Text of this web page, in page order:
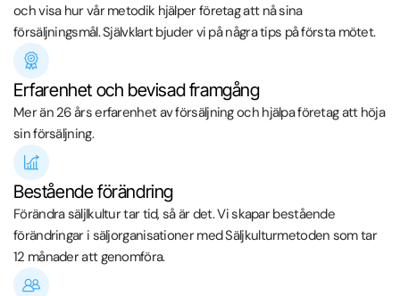
och visa hur vår metodik hjälper företag att nå sina
försäljningsmål. Självklart bjuder vi på några tips på första mötet.
Erfarenhet och bevisad framgång
Mer än 26 års erfarenhet av försäljning och hjälpa företag att höja
sin försäljning.
Bestående förändring
Förändra säljlkultur tar tid, så är det. Vi skapar bestående
förändringar i säljorganisationer med Säljkulturmetoden som tar
12 månader att genomföra.